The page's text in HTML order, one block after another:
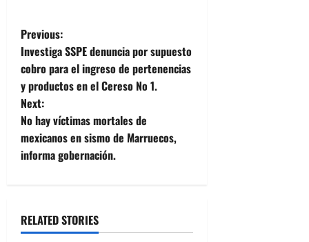
P
o
s
t
n
v
Previous:
Investiga SSPE denuncia por supuesto
cobro para el ingreso de pertenencias
y productos en el Cereso No 1.
Next:
No hay víctimas mortales de
mexicanos en sismo de Marruecos,
informa gobernación.
RELATED STORIES